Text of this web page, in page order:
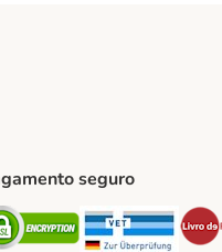
seguro
Security Security